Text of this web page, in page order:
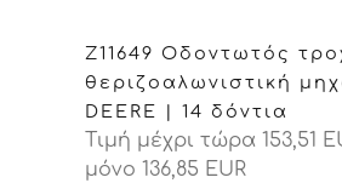
Z11649 Οδοντωτός
θεριζοαλωνιστική
DEERE | 14 δόντια
Τιμή μέχρι τώρα 153,51
μόνο 136,85 EUR